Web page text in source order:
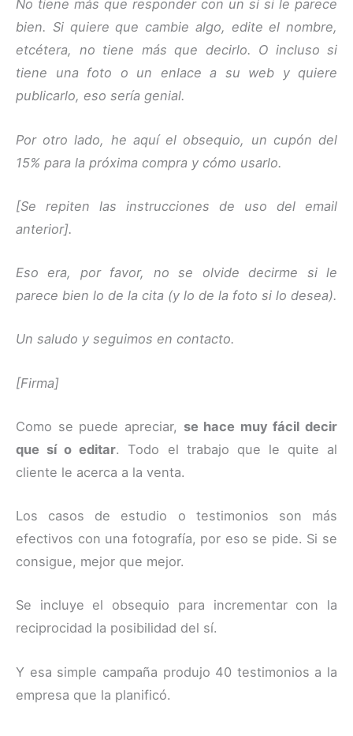
No tiene más que responder con un sí si le parece
bien. Si quiere que cambie algo, edite el nombre,
etcétera, no tiene más que decirlo. O incluso si
tiene una foto o un enlace a su web y quiere
publicarlo, eso sería genial.
Por otro lado, he aquí el obsequio, un cupón del
15% para la próxima compra y cómo usarlo.
[Se repiten las instrucciones de uso del email
anterior].
Eso era, por favor, no se olvide decirme si le
parece bien lo de la cita (y lo de la foto si lo desea).
Un saludo y seguimos en contacto.
[Firma]
Como se puede apreciar, se hace muy fácil decir
que sí o editar. Todo el trabajo que le quite al
cliente le acerca a la venta.
Los casos de estudio o testimonios son más
efectivos con una fotografía, por eso se pide. Si se
consigue, mejor que mejor.
Se incluye el obsequio para incrementar con la
reciprocidad la posibilidad del sí.
Y esa simple campaña produjo 40 testimonios a la
empresa que la planificó.